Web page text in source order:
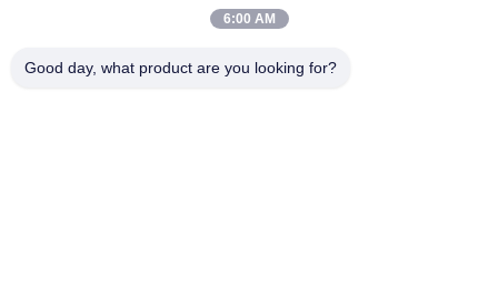
6:00 AM
Good day, what product are you looking for?